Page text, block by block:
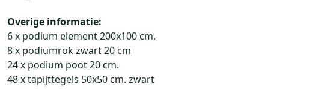
Overige informatie:
6 x podium element 200x100 cm.
8 x podiumrok zwart 20 cm
24 x podium poot 20 cm.
48 x tapijttegels 50x50 cm. zwart